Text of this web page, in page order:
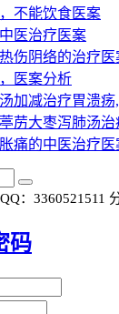
不能饮食医案
医治疗医案
伤阴络的治疗医
医案分析
加减治疗胃溃
苈大枣泻肺汤
痛的中医治疗医
：3360521511
码